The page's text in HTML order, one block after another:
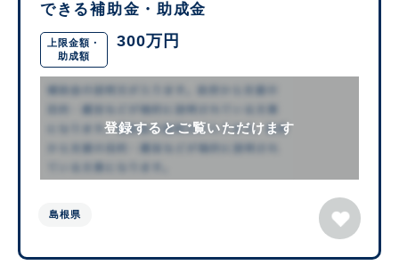
できる補助金・助成金
上限金額・
助成額
300万円
登録するとご覧いただけます
島根県